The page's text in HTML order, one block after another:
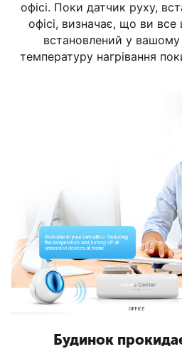
офісі. Поки датчик руху,
офісі, визначає, що ви
встановлений у
температуру нагрівання
Будинок